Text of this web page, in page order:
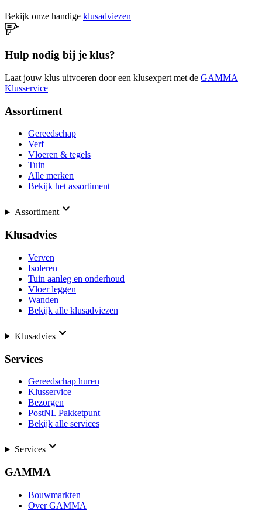
Bekijk onze handige klusadviezen
Hulp nodig bij je klus?
Laat jouw klus uitvoeren door een klusexpert met de GAMMA
Klusservice
Assortiment
Gereedschap
Verf
Vloeren & tegels
Tuin
Alle merken
Bekijk het assortiment
Assortiment
Klusadvies
Verven
Isoleren
Tuin aanleg en onderhoud
Vloer leggen
Wanden
Bekijk alle klusadviezen
Klusadvies
Services
Gereedschap huren
Klusservice
Bezorgen
PostNL Pakketpunt
Bekijk alle services
Services
GAMMA
Bouwmarkten
Over GAMMA